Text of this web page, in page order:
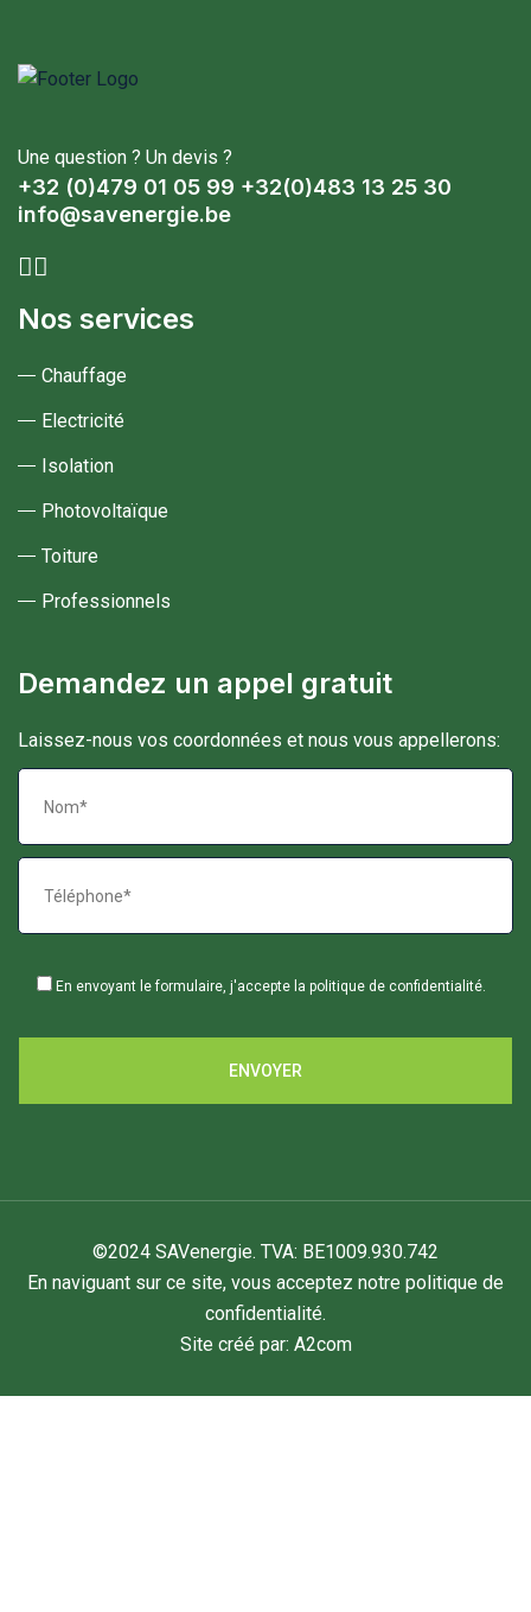
Une question ? Un devis ?
+32 (0)479 01 05 99 +32(0)483 13 25 30
info@savenergie.be
Nos services
Chauffage
Electricité
Isolation
Photovoltaïque
Toiture
Professionnels
Demandez un appel gratuit
Laissez-nous vos coordonnées et nous vous appellerons:
En envoyant le formulaire, j'accepte la politique de confidentialité
ENVOYER
©2024 SAVenergie. TVA: BE1009.930.742
En naviguant sur ce site, vous acceptez notre politique de
confidentialité.
Site créé par: A2com